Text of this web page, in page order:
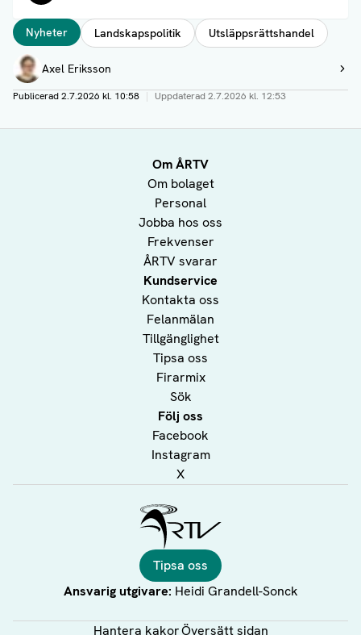
Taggar
Nyheter Landskapspolitik Utsläppsrättshandel
Författare
Axel Eriksson
Visa profil
Publicerad2.7.2026 kl. 10:58 | Uppdaterad2.7.2026 kl. 12:53
Om ÅRTV
Om bolaget
Personal
Jobba hos oss
Frekvenser
ÅRTV svarar
Kundservice
Kontakta oss
Felanmälan
Tillgänglighet
Tipsa oss
Firarmix
Sök
Följ oss
Facebook
Instagram
X
Tipsa oss
Ansvarig utgivare: Heidi Grandell-Sonck
Hantera kakorÖversätt sidan